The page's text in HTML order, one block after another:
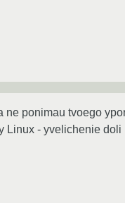
ponimau tvoego
- yvelichenie